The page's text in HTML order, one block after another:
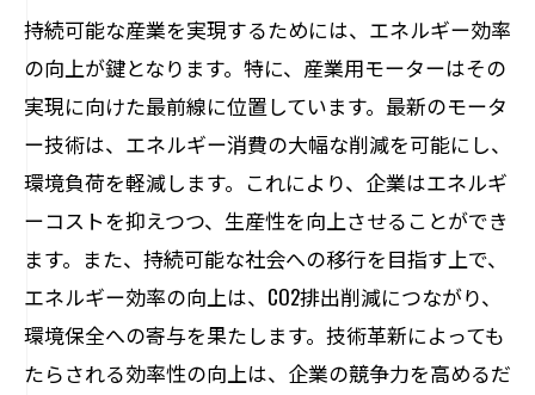
持続可能な産業を実現するためには、エネルギー効率
の向上が鍵となります。特に、産業用モーターはその
実現に向けた最前線に位置しています。最新のモータ
ー技術は、エネルギー消費の大幅な削減を可能にし、
環境負荷を軽減します。これにより、企業はエネルギ
ーコストを抑えつつ、生産性を向上させることができ
ます。また、持続可能な社会への移行を目指す上で、
エネルギー効率の向上は、CO2排出削減につながり、
環境保全への寄与を果たします。技術革新によっても
たらされる効率性の向上は、企業の競争力を高めるだ